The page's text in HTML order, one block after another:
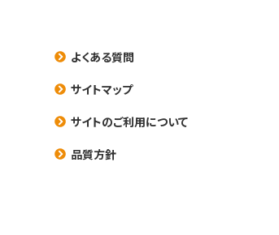
よくある質問
サイトマップ
サイトのご利用について
品質方針